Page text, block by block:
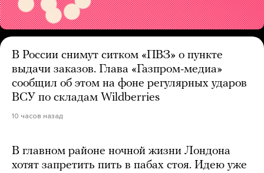
В России снимут ситком «ПВЗ» о пункте
выдачи заказов. Глава «Газпром-медиа»
сообщил об этом на фоне регулярных ударов
ВСУ по складам Wildberries
10 часов назад
В главном районе ночной жизни Лондона
хотят запретить пить в пабах стоя. Идею уже